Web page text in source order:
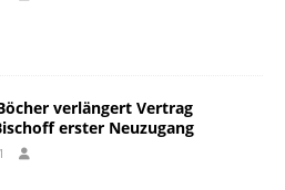
verlängert Vertrag 
erster Neuzugang